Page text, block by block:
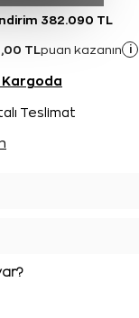
382.090 TL
TL puan kazanın i
Kargoda
Teslimat